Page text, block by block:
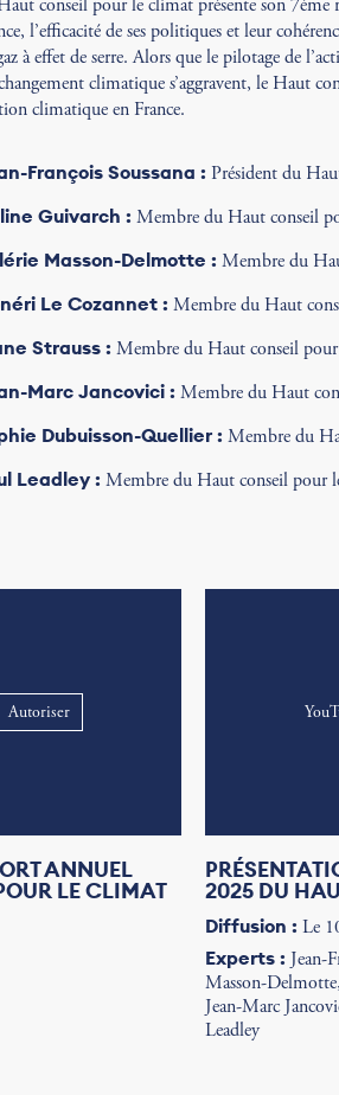
conseil pour le climat présente son
l’efficacité de ses politiques et leur
à effet de serre. Alors que le pilotage de
climatique s’aggravent, le Haut
climatique en France.
François Soussana : Président du
Guivarch : Membre du Haut conseil
Masson-Delmotte : Membre du
Le Cozannet : Membre du Haut
Strauss : Membre du Haut conseil
Marc Jancovici : Membre du Haut
Dubuisson-Quellier : Membre du
Leadley : Membre du Haut conseil pour
Autoriser
ANNUEL
LE CLIMAT 2025 DU
Diffusion : Le
Experts : Jean-
Masson-
Jean-Marc
Leadley